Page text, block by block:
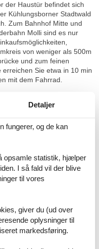
der Haustür befindet sich
Kühlungsborner Stadtwald
Zum Bahnhof Mitte und
Molli sind es nur
von weniger als 500m
und zum feinen
Sie etwa in 10 min
mit dem Fahrrad.
großen 2-Raum-Wohnung
Der kombinierte
mit 2-Platten-Kochfeld,
mit Couch und
den möbilierten Südwest-
ebenfalls in das
in das
geräumigen
Rauchen nur im
Detaljer
fungerer, og de kan
opsamle statistik, hjælper
I så fald vil der blive
til vores
giver du (ud over
oplysninger til
markedsføring.